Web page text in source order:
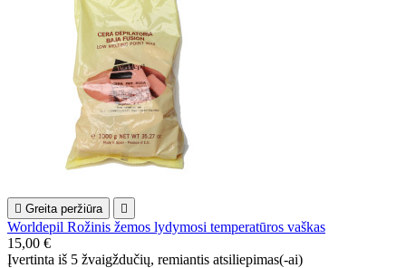
 Greita peržiūra 
Worldepil Rožinis žemos lydymosi temperatūros vaškas
15,00 €
Įvertinta iš 5 žvaigždučių, remiantis atsiliepimas(-ai)